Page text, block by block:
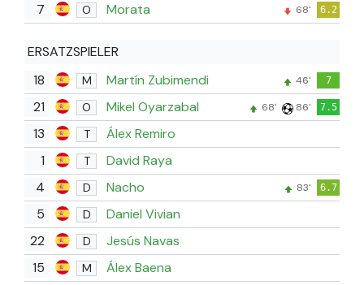
7 O Morata 68' 6.2
ERSATZSPIELER
18
M Martín Zubimendi 46' 7
21 O Mikel Oyarzabal 68' 86' 7.5
13 T
Álex Remiro
1
T
David Raya
4
D Nacho 83' 6.7
5 D
Daniel Vivian
22
D
Jesús Navas
15
M
Álex Baena